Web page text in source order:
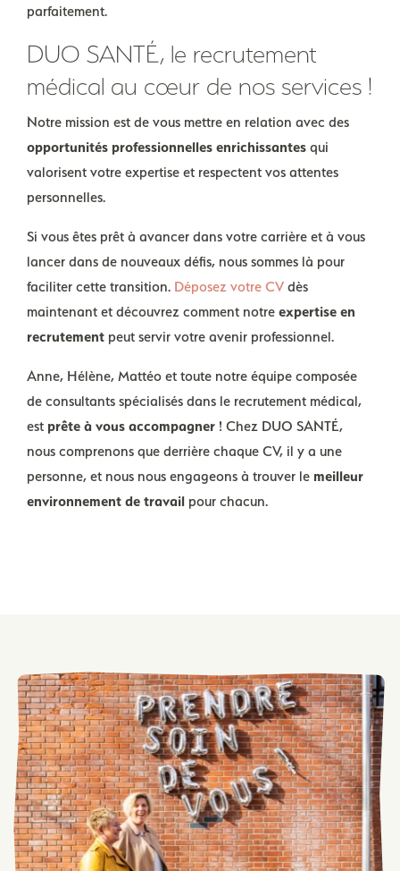
parfaitement.
DUO SANTÉ, le recrutement
médical au cœur de nos services !
Notre mission est de vous mettre en relation avec des
opportunités professionnelles enrichissantes qui
valorisent votre expertise et respectent vos attentes
personnelles.
Si vous êtes prêt à avancer dans votre carrière et à vous
lancer dans de nouveaux défis, nous sommes là pour
faciliter cette transition. Déposez votre CV dès
maintenant et découvrez comment notre expertise en
recrutement peut servir votre avenir professionnel.
Anne, Hélène, Mattéo et toute notre équipe composée
de consultants spécialisés dans le recrutement médical,
est prête à vous accompagner ! Chez DUO SANTÉ,
nous comprenons que derrière chaque CV, il y a une
personne, et nous nous engageons à trouver le meilleur
environnement de travail pour chacun.